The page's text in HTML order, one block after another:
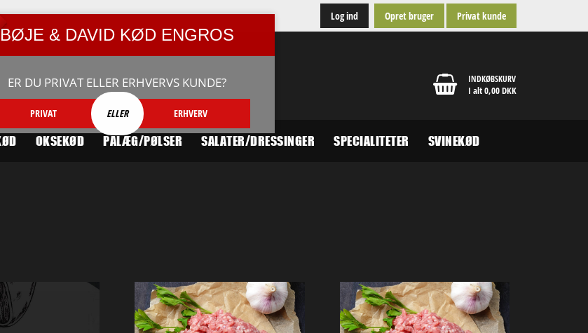
Log ind Opret bruger Privat kunde
INDKØBSKURV
I alt 0,00 DKK
OKSEKØD PÅLÆG/PØLSER SALATER/DRESSINGER SPECIALITETER SVINEKØD
BØJE & DAVID KØD ENGROS
ER DU PRIVAT ELLER ERHVERVS KUNDE?
PRIVAT ELLER ERHVERV